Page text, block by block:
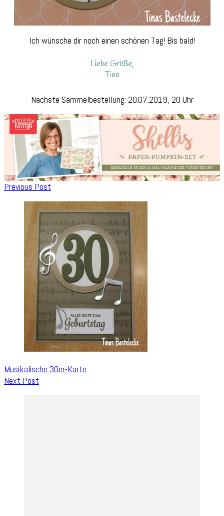
Ich wünsche dir noch einen schönen Tag! Bis bald!
Nächste Sammelbestellung: 20.07.2019, 20 Uhr
Post
Previous Post
Musikalische 30er-Karte
Next Post